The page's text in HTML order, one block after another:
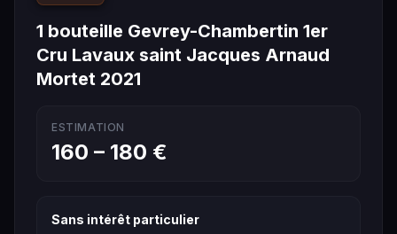
1 bouteille Gevrey-Chambertin 1er
Cru Lavaux saint Jacques Arnaud
Mortet 2021
ESTIMATION
160 – 180 €
Sans intérêt particulier